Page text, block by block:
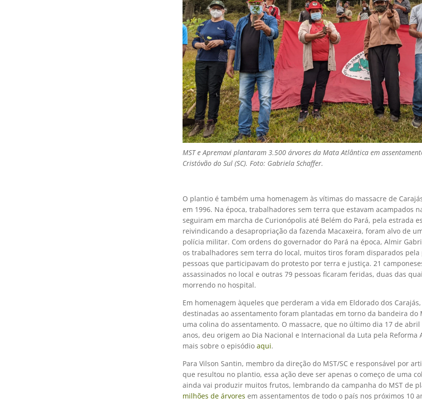
MST e Apremavi plantaram 3.500 árvores da Mata Atlântica em
Cristóvão do Sul (SC). Foto: Gabriela Schaffer.
O plantio é também uma homenagem às vítimas do massacre de
em 1996. Na época, trabalhadores sem terra que estavam acampados
seguiram em marcha de Curionópolis até Belém do Pará, pela estrada
reivindicando a desapropriação da fazenda Macaxeira, foram alvo de
polícia militar. Com ordens do governador do Pará na época, Almir
os trabalhadores sem terra do local, muitos tiros foram disparados pela
pessoas que participavam do protesto por terra e justiça. 21
assassinados no local e outras 79 pessoas ficaram feridas, duas das
morrendo no hospital.
Em homenagem àqueles que perderam a vida em Eldorado dos
destinadas ao assentamento foram plantadas em torno da bandeira do
uma colina do assentamento. O massacre, que no último dia 17 de
anos, deu origem ao Dia Nacional e Internacional da Luta pela Reforma
mais sobre o episódio aqui.
Para Vilson Santin, membro da direção do MST/SC e responsável por
que resultou no plantio, essa ação deve ser apenas o começo de uma
ainda vai produzir muitos frutos, lembrando da campanha do MST de
milhões de árvores em assentamentos de todo o país nos próximos 10